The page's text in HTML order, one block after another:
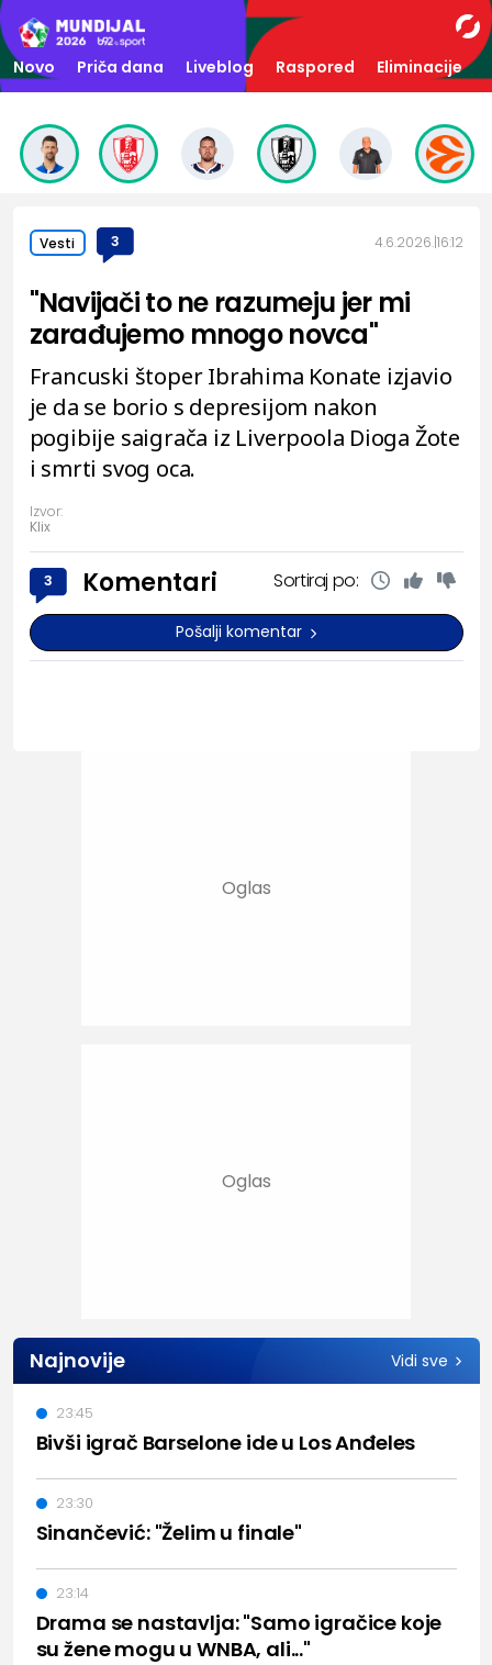
Novo Priča dana Liveblog Raspored Eliminacije
Vesti 3 4.6.2026. 16:12
"Navijači to ne razumeju jer mi
zarađujemo mnogo novca"
Francuski štoper Ibrahima Konate izjavio
je da se borio s depresijom nakon
pogibije saigrača iz Liverpoola Dioga Žote
i smrti svog oca.
Izvor:
Klix
3 Komentari Sortiraj po:
Pošalji komentar
Najnovije Vidi sve
Bivši igrač Barselone ide u Los Anđeles
23:45
Sinančević: "Želim u finale"
23:30
Drama se nastavlja: "Samo igračice koje
su žene mogu u WNBA, ali..."
23:14